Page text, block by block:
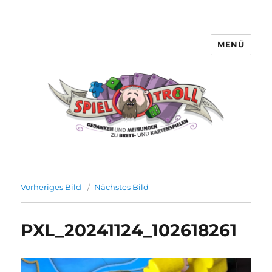
MENÜ
Vorheriges Bild Nächstes Bild
PXL_20241124_102618261